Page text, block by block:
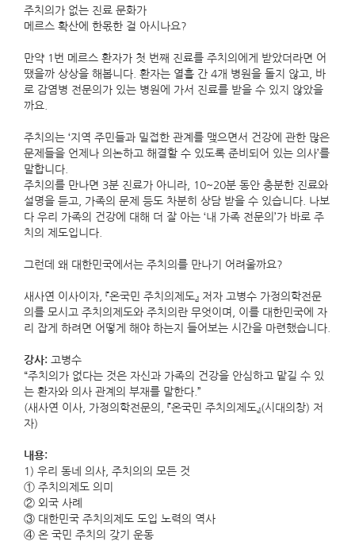
주치의가 없는 진료 문화가
메르스 확산에 한몫한 걸 아시나요?
만약 1번 메르스 환자가 첫 번째 진료를 주치의에게 받았더라면 어
땠을까 상상을 해봅니다. 환자는 열흘 간 4개 병원을 돌지 않고, 바
로 감염병 전문의가 있는 병원에 가서 진료를 받을 수 있지 않았을
까요.
주치의는 ‘지역 주민들과 밀접한 관계를 맺으면서 건강에 관한 많은
문제들을 언제나 의논하고 해결할 수 있도록 준비되어 있는 의사’를
말합니다.
주치의를 만나면 3분 진료가 아니라, 10~20분 동안 충분한 진료와
설명을 듣고, 가족의 문제 등도 차분히 상담 받을 수 있습니다. 나보
다 우리 가족의 건강에 대해 더 잘 아는 ‘내 가족 전문의’가 바로 주
치의 제도입니다.
그런데 왜 대한민국에서는 주치의를 만나기 어려울까요?
새사연 이사이자, 『온국민 주치의제도』 저자 고병수 가정의학전문
의를 모시고 주치의제도와 주치의란 무엇이며, 이를 대한민국에 자
리 잡게 하려면 어떻게 해야 하는지 들어보는 시간을 마련했습니다.
강사: 고병수
“주치의가 없다는 것은 자신과 가족의 건강을 안심하고 맡길 수 있
는 환자와 의사 관계의 부재를 말한다.”
(새사연 이사, 가정의학전문의, 『온국민 주치의제도』(시대의창) 저
자)
내용:
1) 우리 동네 의사, 주치의의 모든 것
① 주치의제도 의미
② 외국 사례
③ 대한민국 주치의제도 도입 노력의 역사
④ 온 국민 주치의 갖기 운동